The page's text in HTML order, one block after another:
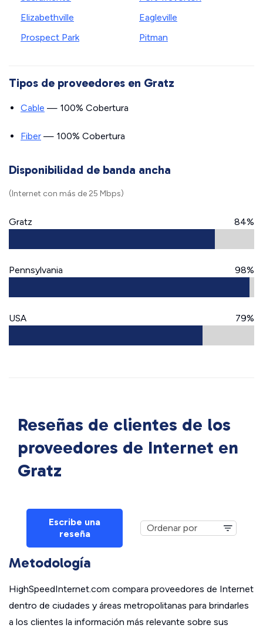
Elizabethville
Prospect Park
Eagleville
Pitman
Tipos de proveedores en Gratz
Cable — 100% Cobertura
Fiber — 100% Cobertura
Disponibilidad de banda ancha
(Internet con más de 25 Mbps)
Gratz 84%
Pennsylvania 98%
USA 79%
Reseñas de clientes de los
proveedores de Internet en
Gratz
Escribe una
reseña
Metodología
HighSpeedInternet.com compara proveedores de Internet
dentro de ciudades y áreas metropolitanas para brindarles
a los clientes la información más relevante sobre sus